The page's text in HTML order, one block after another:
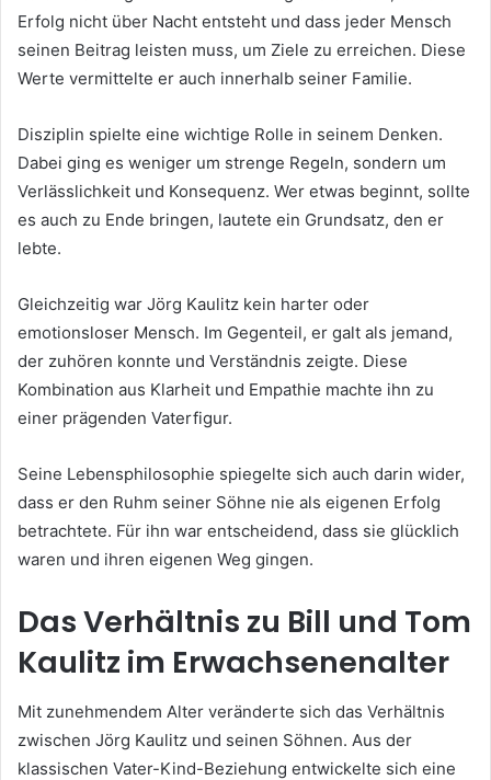
Erfolg nicht über Nacht entsteht und dass jeder Mensch
seinen Beitrag leisten muss, um Ziele zu erreichen. Diese
Werte vermittelte er auch innerhalb seiner Familie.
Disziplin spielte eine wichtige Rolle in seinem Denken.
Dabei ging es weniger um strenge Regeln, sondern um
Verlässlichkeit und Konsequenz. Wer etwas beginnt, sollte
es auch zu Ende bringen, lautete ein Grundsatz, den er
lebte.
Gleichzeitig war Jörg Kaulitz kein harter oder
emotionsloser Mensch. Im Gegenteil, er galt als jemand,
der zuhören konnte und Verständnis zeigte. Diese
Kombination aus Klarheit und Empathie machte ihn zu
einer prägenden Vaterfigur.
Seine Lebensphilosophie spiegelte sich auch darin wider,
dass er den Ruhm seiner Söhne nie als eigenen Erfolg
betrachtete. Für ihn war entscheidend, dass sie glücklich
waren und ihren eigenen Weg gingen.
Das Verhältnis zu Bill und Tom
Kaulitz im Erwachsenenalter
Mit zunehmendem Alter veränderte sich das Verhältnis
zwischen Jörg Kaulitz und seinen Söhnen. Aus der
klassischen Vater-Kind-Beziehung entwickelte sich eine